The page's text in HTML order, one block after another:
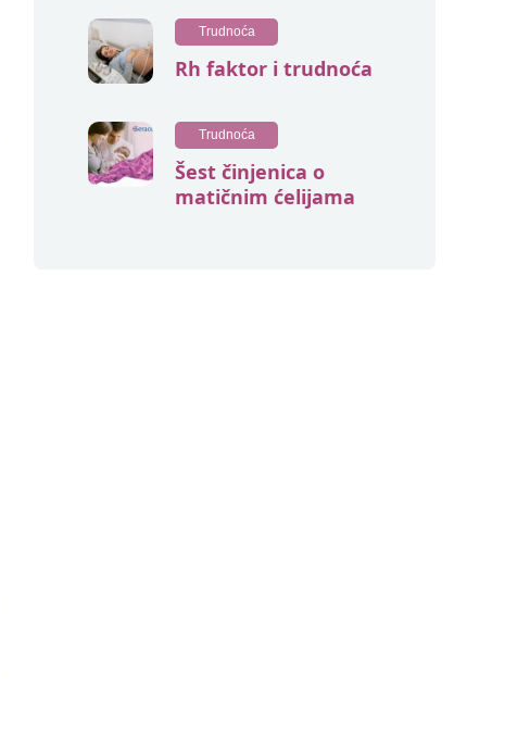
Trudnoća
Rh faktor i trudnoća
Trudnoća
Šest činjenica o
matičnim ćelijama